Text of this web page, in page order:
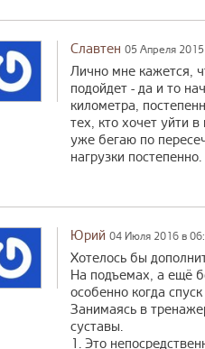
Славтен 05 Апреля
Лично мне кажется,
подойдет - да и то
километра,
тех, кто хочет уйти
уже бегаю по
нагрузки постепенно.
Юрий 04 Июля 2016 в
Хотелось бы
На подъемах, а ещё
особенно когда
Занимаясь в
суставы.
1. Это